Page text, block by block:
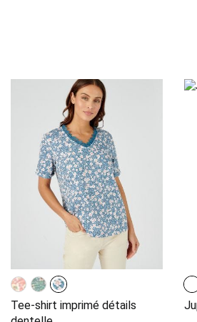
Tee-shirt imprimé détails